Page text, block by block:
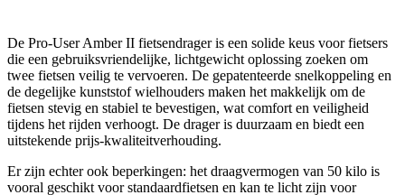
De Pro-User Amber II fietsendrager is een solide keus voor fietsers
die een gebruiksvriendelijke, lichtgewicht oplossing zoeken om
twee fietsen veilig te vervoeren. De gepatenteerde snelkoppeling en
de degelijke kunststof wielhouders maken het makkelijk om de
fietsen stevig en stabiel te bevestigen, wat comfort en veiligheid
tijdens het rijden verhoogt. De drager is duurzaam en biedt een
uitstekende prijs-kwaliteitverhouding.
Er zijn echter ook beperkingen: het draagvermogen van 50 kilo is
vooral geschikt voor standaardfietsen en kan te licht zijn voor